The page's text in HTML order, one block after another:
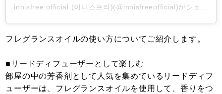
フレグランスオイルの使い方についてご紹介します。
■リードディフューザーとして楽しむ
部屋の中の芳香剤として人気を集めているリードディフ
ューザーは、フレグランスオイルを使用して、香りをつ